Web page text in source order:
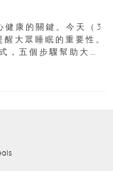
健康的關鍵。今天（3
大眾睡眠的重要性。
五個步驟幫助大家